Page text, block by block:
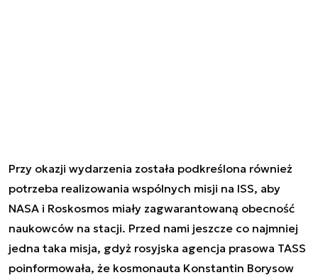
Przy okazji wydarzenia została podkreślona również
potrzeba realizowania wspólnych misji na ISS, aby
NASA i Roskosmos miały zagwarantowaną obecność
naukowców na stacji. Przed nami jeszcze co najmniej
jedna taka misja, gdyż rosyjska agencja prasowa TASS
poinformowała, że kosmonauta Konstantin Borysow